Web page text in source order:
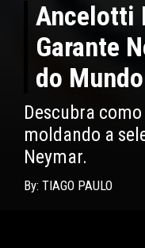
Ancelotti
Garante
do Mundo
Descubra
moldando a
Neymar.
By: TIAGO PAULO